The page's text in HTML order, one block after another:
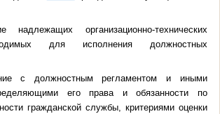
надлежащих организационно-технических
для исполнения должностных
с должностным регламентом и иными
его права и обязанности по
гражданской службы, критериями оценки